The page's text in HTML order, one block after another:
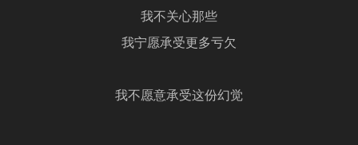
我不关心那些
我宁愿承受更多亏欠
我不愿意承受这份幻觉